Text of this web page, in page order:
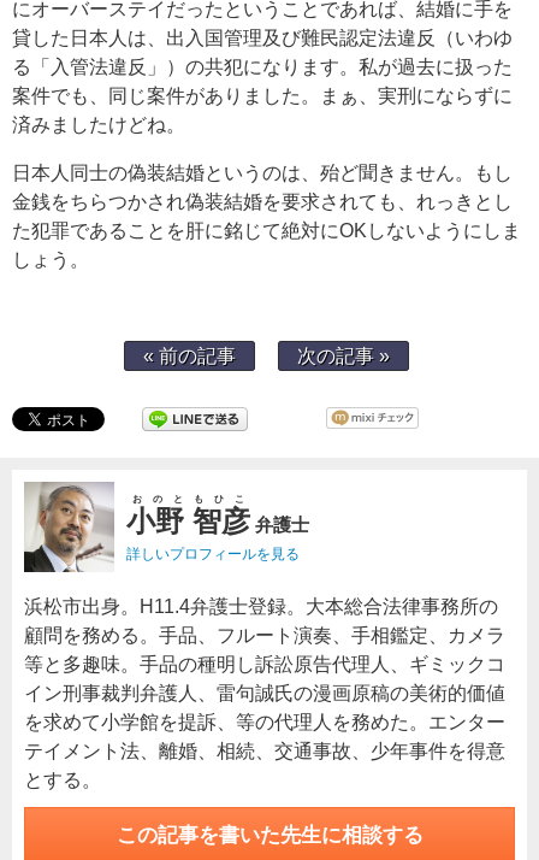
にオーバーステイだったということであれば、結婚に手を
貸した日本人は、出入国管理及び難民認定法違反（いわゆ
る「入管法違反」）の共犯になります。私が過去に扱った
案件でも、同じ案件がありました。まぁ、実刑にならずに
済みましたけどね。
日本人同士の偽装結婚というのは、殆ど聞きません。もし
金銭をちらつかされ偽装結婚を要求されても、れっきとし
た犯罪であることを肝に銘じて絶対にOKしないようにしま
しょう。
« 前の記事 次の記事 »
小野 智彦
おのともひこ
弁護士
詳しいプロフィールを見る
浜松市出身。H11.4弁護士登録。大本総合法律事務所の
顧問を務める。手品、フルート演奏、手相鑑定、カメラ
等と多趣味。手品の種明し訴訟原告代理人、ギミックコ
イン刑事裁判弁護人、雷句誠氏の漫画原稿の美術的価値
を求めて小学館を提訴、等の代理人を務めた。エンター
テイメント法、離婚、相続、交通事故、少年事件を得意
とする。
この記事を書いた先生に相談する